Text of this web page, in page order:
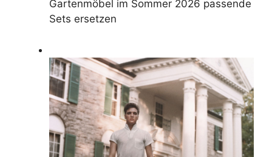
Gartenmöbel im Sommer 2026 passende
Sets ersetzen